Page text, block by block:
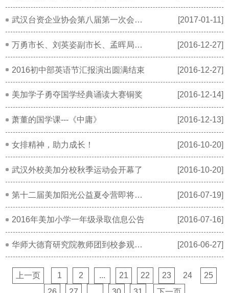
武汉台资企业协会第八届第一次会员大会召开 [2017-01-11]
万勇市长、刘英姿副市长、孟晖局长到访美加调研 [2016-12-27]
2016初中部英语节汇报演出圆满结束 [2016-12-27]
美加学子勇夺国学经典诵读大赛铜奖 [2016-12-14]
萧董的国学课---《中庸》 [2016-12-13]
女排精神，助力成长！ [2016-10-20]
武汉外校美加分校秋季运动会开幕了 [2016-10-20]
第十二届美加阳光公益夏令营即将开营了 [2016-07-19]
2016年美加小学一年级录取信息公告 [2016-07-16]
华师大德育研究院教师团到校参观学习美加经验 [2016-06-27]
上一页 1 2 ... 21 22 23 24
25